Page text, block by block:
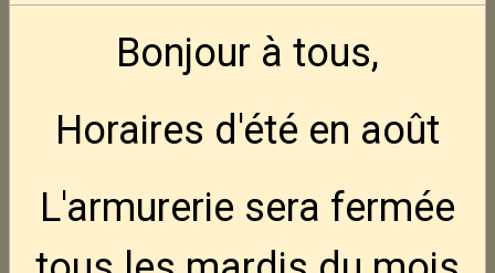
Inscrivez vous gratuitement à la Défence
Bonjour à tous,
Horaires d'été en août
L'armurerie sera fermée